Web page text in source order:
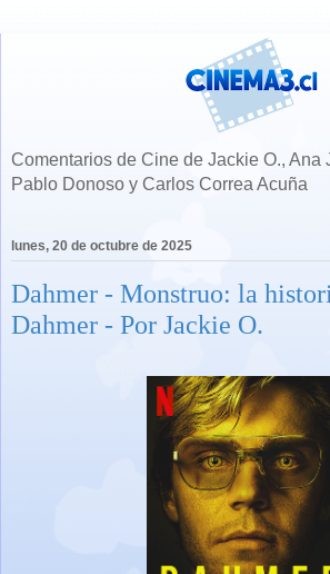
Comentarios de Cine de Jackie O., Ana
Pablo Donoso y Carlos Correa Acuña
lunes, 20 de octubre de 2025
Dahmer - Monstruo: la
Dahmer - Por Jackie O.